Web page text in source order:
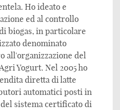
Ho ideato e
ed al controllo
biogas, in particolare
denominato
all'organizzazione del
Yogurt. Nel 2005 ho
diretta di latte
automatici posti in
sistema certificato di